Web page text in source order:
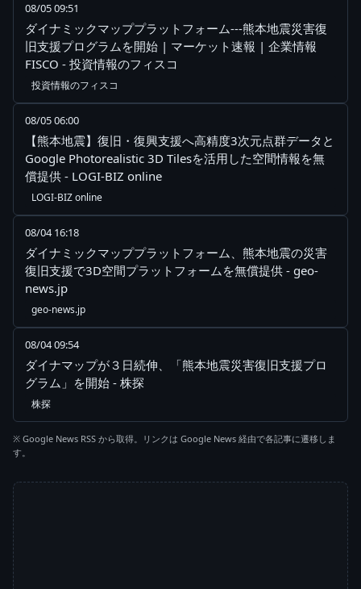
08/05 09:51
ダイナミックマッププラットフォーム---熊本地震災害復
旧支援プログラムを開始 | マーケット速報 | 企業情報
FISCO - 投資情報のフィスコ
投資情報のフィスコ
08/05 06:00
【熊本地震】復旧・復興支援へ高精度3次元点群データと
Google Photorealistic 3D Tilesを活用した空間情報を無
償提供 - LOGI-BIZ online
LOGI-BIZ online
08/04 16:18
ダイナミックマッププラットフォーム、熊本地震の災害
復旧支援で3D空間プラットフォームを無償提供 - geo-
news.jp
geo-news.jp
08/04 09:54
ダイナマップが３日続伸、「熊本地震災害復旧支援プロ
グラム」を開始 - 株探
株探
※ Google News RSS から取得。リンクは Google News 経由で各記事に遷移しま
す。